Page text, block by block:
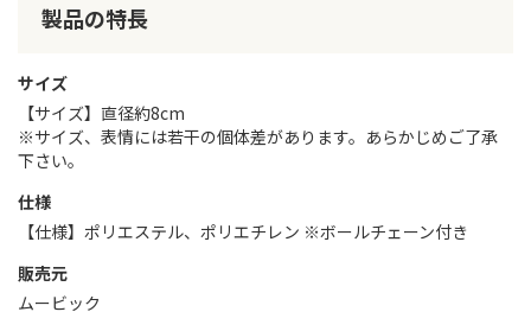
製品の特長
サイズ
【サイズ】直径約8cm
※サイズ、表情には若干の個体差があります。あらかじめご了承
下さい。
仕様
【仕様】ポリエステル、ポリエチレン ※ボールチェーン付き
販売元
ムービック